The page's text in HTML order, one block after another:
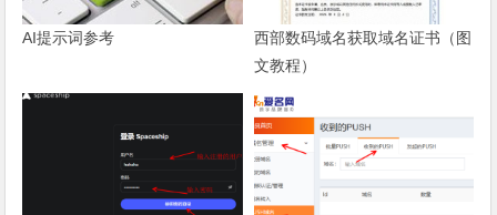
AI提示词参考
西部数码域名获取域名证书（图
文教程）